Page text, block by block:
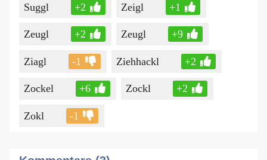
Suggl +2 Zeigl +1
Zeugl +2 Zeugl +9
Ziagl -1 Ziehhackl +2
Zockel +6 Zockl +2
Zokl -1